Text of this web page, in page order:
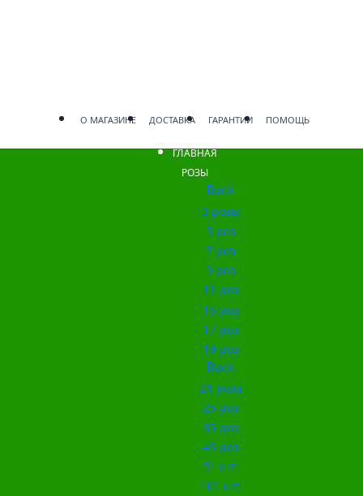
О МАГАЗИНЕ ДОСТАВКА ГАРАНТИИ ПОМОЩЬ
ГЛАВНАЯ
РОЗЫ
Back
3 розы
5 роз
7 роз
9 роз
11 роз
15 роз
17 роз
19 роз
Back
21 роза
25 роз
35 роз
45 роз
51 шт.
101 шт.